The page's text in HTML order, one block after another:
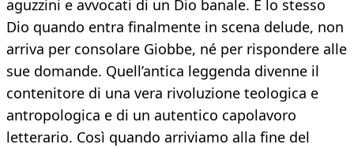
aguzzini e avvocati di un Dio banale. E lo stesso
Dio quando entra finalmente in scena delude, non
arriva per consolare Giobbe, né per rispondere alle
sue domande. Quell’antica leggenda divenne il
contenitore di una vera rivoluzione teologica e
antropologica e di un autentico capolavoro
letterario. Così quando arriviamo alla fine del